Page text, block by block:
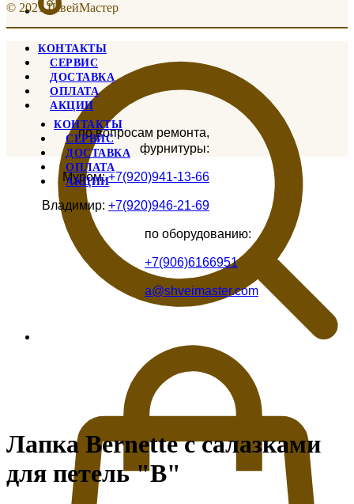
© 2021 ШвейМастер
КОНТАКТЫ
СЕРВИС
ДОСТАВКА
ОПЛАТА
АКЦИИ
по вопросам ремонта,
фурнитуры:
Муром:+7(920)941-13-66
Владимир: +7(920)946-21-69
по оборудованию:
+7(906)6166951
a@shveimaster.com
КОНТАКТЫ
СЕРВИС
ДОСТАВКА
ОПЛАТА
АКЦИИ
Лапка Bernette с салазками
для петель "B"